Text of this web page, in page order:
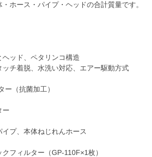
ホース・パイプ・ヘッドの合計質量です。
ッド、ペタリンコ構造
チ着脱、水洗い対応、エアー駆動方式
（抗菌加工）
ー
プ、本体ねじれんホース
フィルター（GP-110F×1枚）